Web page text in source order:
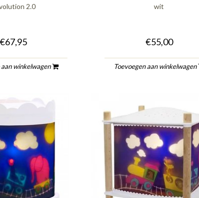
2.0
€67,95
aan winkelwagen
wit
€55,00
Toevoegen aan winkelwagen